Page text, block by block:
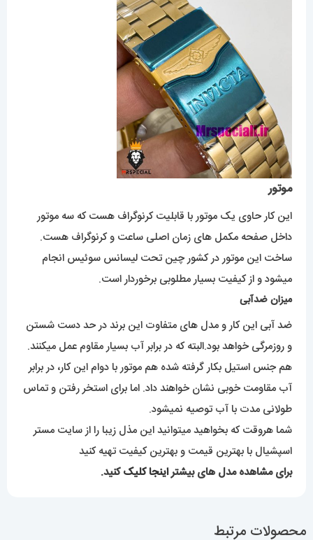
موتور
این کار حاوی یک موتور با قابلیت کرنوگراف هست که سه موتور
داخل صفحه مکمل های زمان اصلی ساعت و کرنوگراف هست.
ساخت این موتور در کشور چین تحت لیسانس سوئیس انجام
میشود و از کیفیت بسیار مطلوبی برخوردار است.
میزان ضدآبی
ضد آبی این کار و مدل های متفاوت این برند در حد دست شستن
و روزمرگی خواهد بود.البته که در برابر آب بسیار مقاوم عمل میکنند.
هم جنس استیل بکار گرفته شده هم موتور با دوام این کار، در برابر
آب مقاومت خوبی نشان خواهند داد. اما برای استخر رفتن و تماس
طولانی مدت با آب توصیه نمیشود.
شما هروقت که بخواهید میتوانید این مذل زیبا را از سایت مستر
اسپشیال با بهترین قیمت و بهترین کیفیت تهیه کنید
برای مشاهده مدل های بیشتراینجا کلیککنید.
محصولات مرتبط